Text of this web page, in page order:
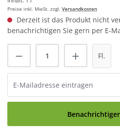
Preise inkl. MwSt. zzgl. Versandkosten
Derzeit ist das Produkt nicht
benachrichtigen Sie gern per E-
Fl.